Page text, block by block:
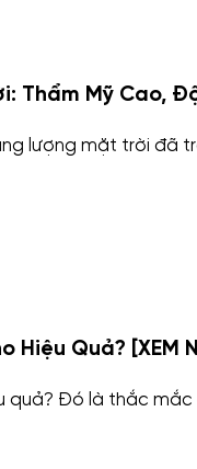
Thẩm Mỹ Cao,
lượng mặt trời đã
Hiệu Quả? [XEM
quả? Đó là thắc mắc